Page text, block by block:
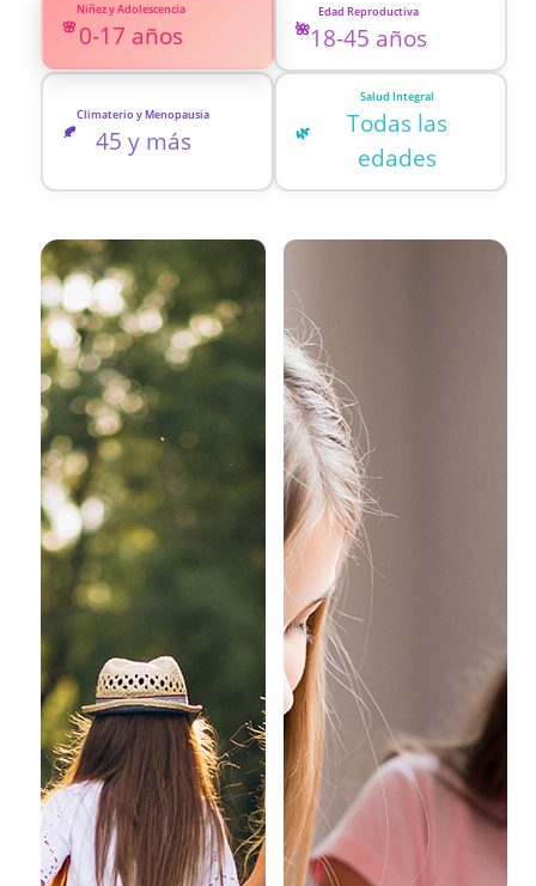
🌸
Niñez y Adolescencia
0-17 años 🌺
Edad Reproductiva
18-45 años
🍂
Climaterio y Menopausia
45 y más 🌿
Salud Integral
Todas las
edades